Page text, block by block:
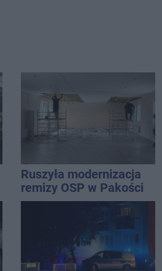
Ruszyła modernizacja
remizy OSP w Pakości